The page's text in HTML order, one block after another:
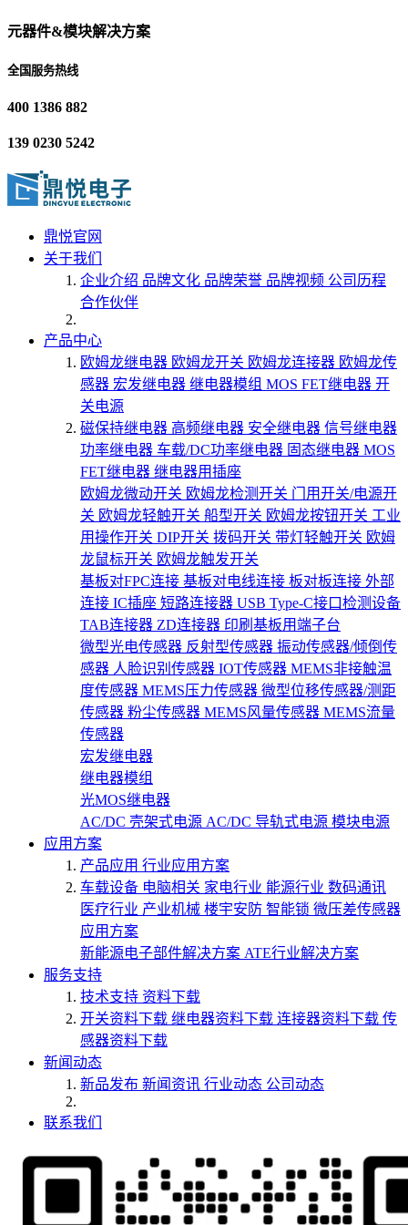
元器件&模块解决方案
全国服务热线
400 1386 882
139 0230 5242
鼎悦官网
关于我们
企业介绍 品牌文化 品牌荣誉 品牌视频 公司历程
合作伙伴
产品中心
欧姆龙继电器 欧姆龙开关 欧姆龙连接器 欧姆龙传
感器 宏发继电器 继电器模组 MOS FET继电器 开
关电源
磁保持继电器 高频继电器 安全继电器 信号继电器
功率继电器 车载/DC功率继电器 固态继电器 MOS
FET继电器 继电器用插座
欧姆龙微动开关 欧姆龙检测开关 门用开关/电源开
关 欧姆龙轻触开关 船型开关 欧姆龙按钮开关 工业
用操作开关 DIP开关 拨码开关 带灯轻触开关 欧姆
龙鼠标开关 欧姆龙触发开关
基板对FPC连接 基板对电线连接 板对板连接 外部
连接 IC插座 短路连接器 USB Type-C接口检测设备
TAB连接器 ZD连接器 印刷基板用端子台
微型光电传感器 反射型传感器 振动传感器/倾倒传
感器 人脸识别传感器 IOT传感器 MEMS非接触温
度传感器 MEMS压力传感器 微型位移传感器/测距
传感器 粉尘传感器 MEMS风量传感器 MEMS流量
传感器
宏发继电器
继电器模组
光MOS继电器
AC/DC 壳架式电源 AC/DC 导轨式电源 模块电源
应用方案
产品应用 行业应用方案
车载设备 电脑相关 家电行业 能源行业 数码通讯
医疗行业 产业机械 楼宇安防 智能锁 微压差传感器
应用方案
新能源电子部件解决方案 ATE行业解决方案
服务支持
技术支持 资料下载
开关资料下载 继电器资料下载 连接器资料下载 传
感器资料下载
新闻动态
新品发布 新闻资讯 行业动态 公司动态
联系我们